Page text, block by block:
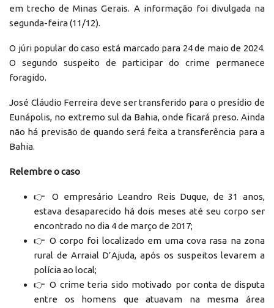
em trecho de Minas Gerais. A informação foi divulgada na
segunda-feira (11/12).
O júri popular do caso está marcado para 24 de maio de 2024.
O segundo suspeito de participar do crime permanece
foragido.
José Cláudio Ferreira deve ser transferido para o presídio de
Eunápolis, no extremo sul da Bahia, onde ficará preso. Ainda
não há previsão de quando será feita a transferência para a
Bahia.
Relembre o caso
👉 O empresário Leandro Reis Duque, de 31 anos,
estava desaparecido há dois meses até seu corpo ser
encontrado no dia 4 de março de 2017;
👉 O corpo foi localizado em uma cova rasa na zona
rural de Arraial D’Ajuda, após os suspeitos levarem a
polícia ao local;
👉 O crime teria sido motivado por conta de disputa
entre os homens que atuavam na mesma área